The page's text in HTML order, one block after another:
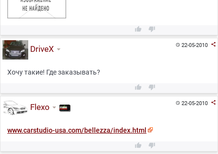
 
22-05-2010 
DriveX
Хочу такие! Где заказывать?
 
22-05-2010 
Flexo
www.carstudio-usa.com/bellezza/index.html
 